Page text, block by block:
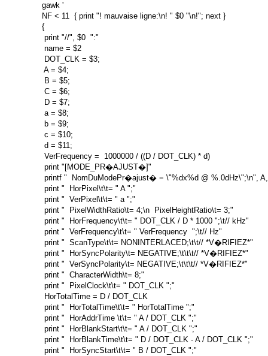
gawk '
NF < 11  { print "! mauvaise ligne:\n! " $0 "\n!"; next }
{
print "//", $0  ":"
name = $2
DOT_CLK = $3;
A = $4;
B = $5;
C = $6;
D = $7;
a = $8;
b = $9;
c = $10;
d = $11;
VerFrequency =  1000000 / ((D / DOT_CLK) * d)
print "[MODE_PR�AJUST�]"
printf "  NomDuModePr�ajust� = \"%dx%d @ %.0dHz\";\n",
print "  HorPixel\t\t= " A ";"
print "  VerPixel\t\t= " a ";"
print "  PixelWidthRatio\t= 4;\n  PixelHeightRatio\t= 3;"
print "  HorFrequency\t\t= " DOT_CLK / D * 1000 ";\t// kHz"
print "  VerFrequency\t\t= " VerFrequency  ";\t// Hz"
print "  ScanType\t\t= NONINTERLACED;\t\t// *V�RIFIEZ*"
print "  HorSyncPolarity\t= NEGATIVE;\t\t\t// *V�RIFIEZ*"
print "  VerSyncPolarity\t= NEGATIVE;\t\t\t// *V�RIFIEZ*"
print "  CharacterWidth\t= 8;"
print "  PixelClock\t\t= " DOT_CLK ";"
HorTotalTime = D / DOT_CLK
print "  HorTotalTime\t\t= " HorTotalTime ";"
print "  HorAddrTime \t\t= " A / DOT_CLK ";"
print "  HorBlankStart\t\t= " A / DOT_CLK ";"
print "  HorBlankTime\t\t= " D / DOT_CLK - A / DOT_CLK ";"
print "  HorSyncStart\t\t= " B / DOT_CLK ";"